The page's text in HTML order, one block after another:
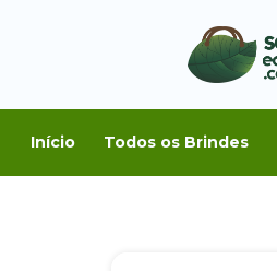
Início Todos os Brindes